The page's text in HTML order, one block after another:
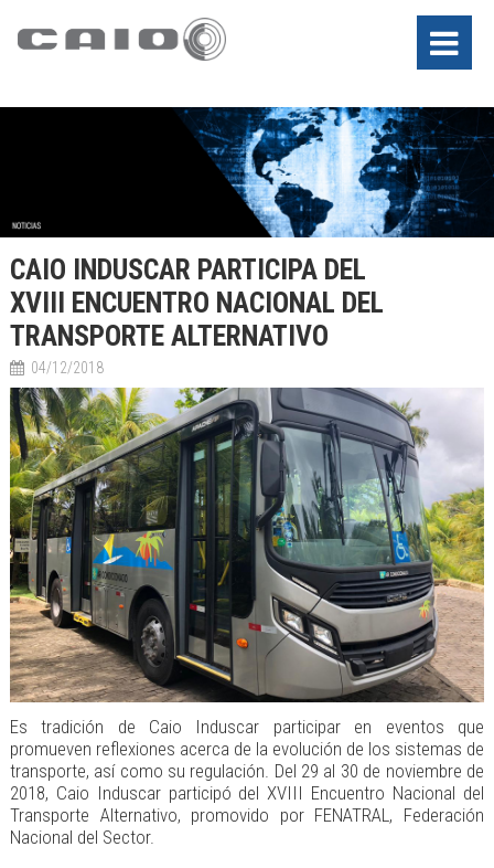
CAIO INDUSCAR PARTICIPA DEL
XVIII ENCUENTRO NACIONAL DEL
TRANSPORTE ALTERNATIVO
04/12/2018
Es tradición de Caio Induscar participar en eventos que
promueven reflexiones acerca de la evolución de los sistemas de
transporte, así como su regulación. Del 29 al 30 de noviembre de
2018, Caio Induscar participó del XVIII Encuentro Nacional del
Transporte Alternativo, promovido por FENATRAL, Federación
Nacional del Sector.